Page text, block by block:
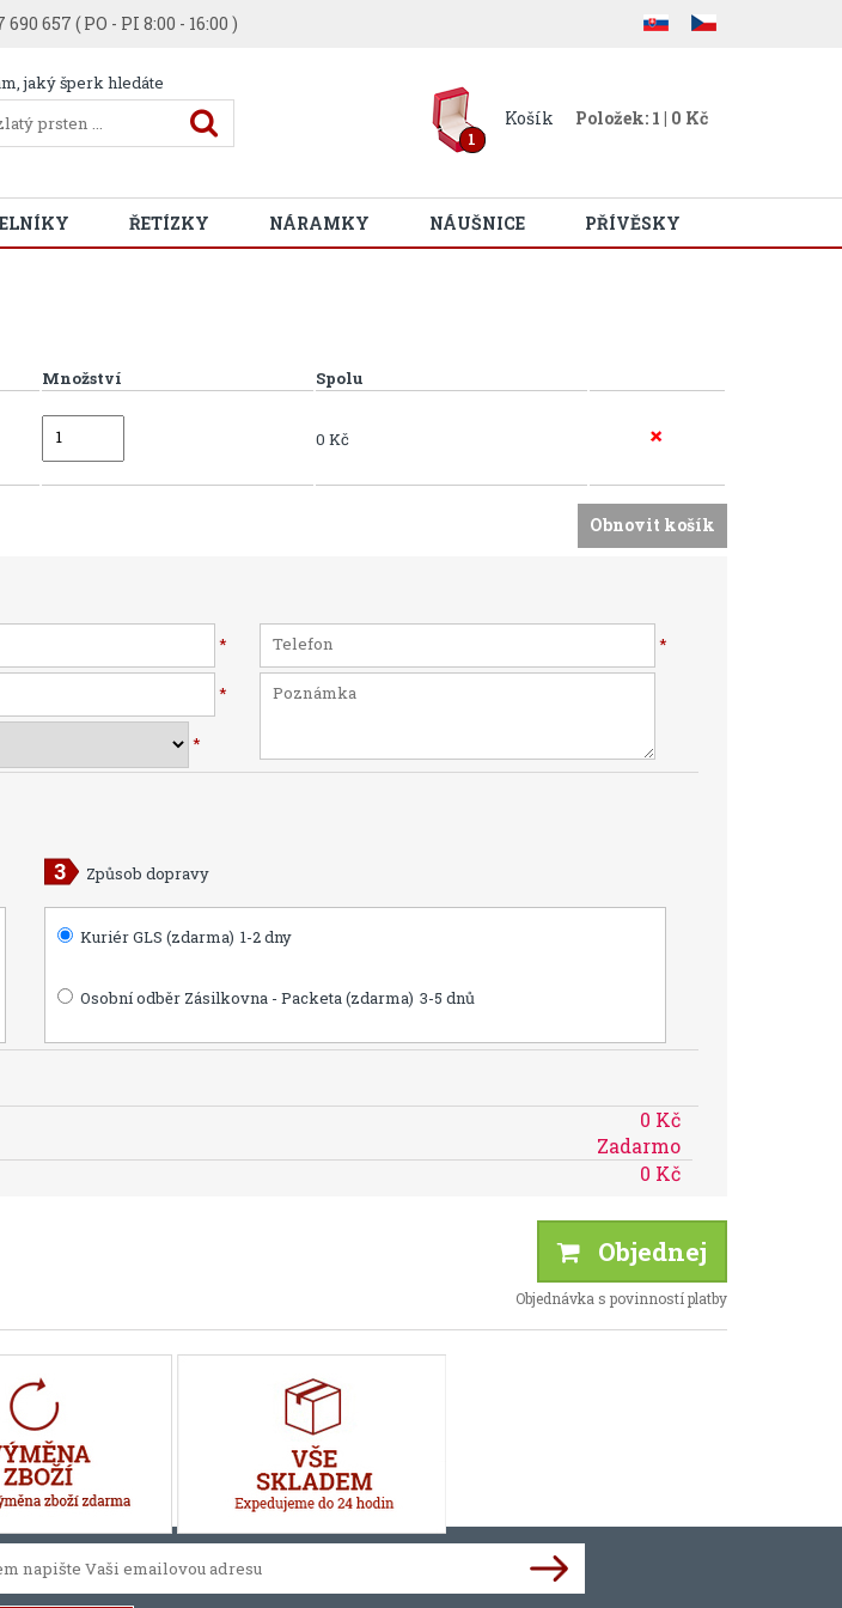
690 657 ( PO - PI 8:00 - 16:00 )
jaký šperk hledáte
1
Košík Položek: 1 | 0 Kč
ŘETÍZKY NÁRAMKY NÁUŠNICE PŘÍVĚSKY
Množství
Spolu
0 Kč
* *
*
*
Způsob dopravy
Kuriér GLS (zdarma) 1-2 dny
Osobní odběr Zásilkovna - Packeta (zdarma) 3-5 dnů
0 Kč
Zadarmo
0 Kč
Objednej
Objednávka s povinností platby